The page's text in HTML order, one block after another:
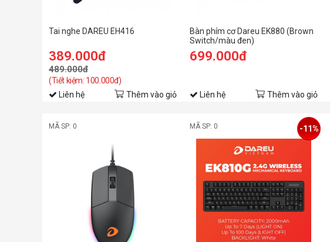
Tai nghe DAREU EH416
389.000đ
489.000đ
(Tiết kiệm: 100.000đ)
Liên hệ Thêm vào giỏ
Bàn phím cơ Dareu EK880 (Brown
Switch/màu đen)
699.000đ
Liên hệ Thêm vào giỏ
MÃ SP: 0 MÃ SP: 0 -11%